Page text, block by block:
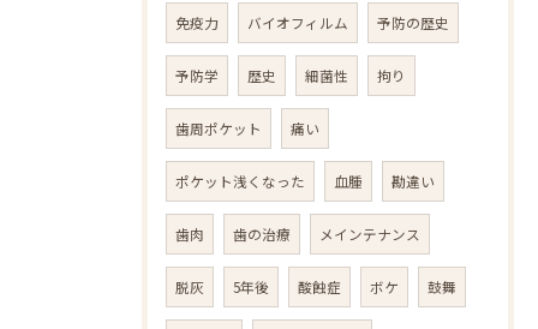
免疫力 バイオフィルム 予防の歴史
予防学 歴史 細菌性 拘り
歯周ポケット 痛い
ポケット浅くなった 血腫 勘違い
歯肉 歯の治療 メインテナンス
脱灰 5年後 酸蝕症 ボケ 鼓舞